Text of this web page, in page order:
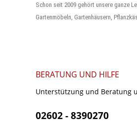
Schon seit 2009 gehört unsere ganze
Gartenmöbeln, Gartenhäusern,
BERATUNG UND HILFE
Unterstützung und Beratung
02602 - 8390270